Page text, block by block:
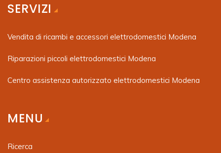
SERVIZI
Vendita di ricambi e accessori elettrodomestici Modena
Riparazioni piccoli elettrodomestici Modena
Centro assistenza autorizzato elettrodomestici Modena
MENU
Ricerca